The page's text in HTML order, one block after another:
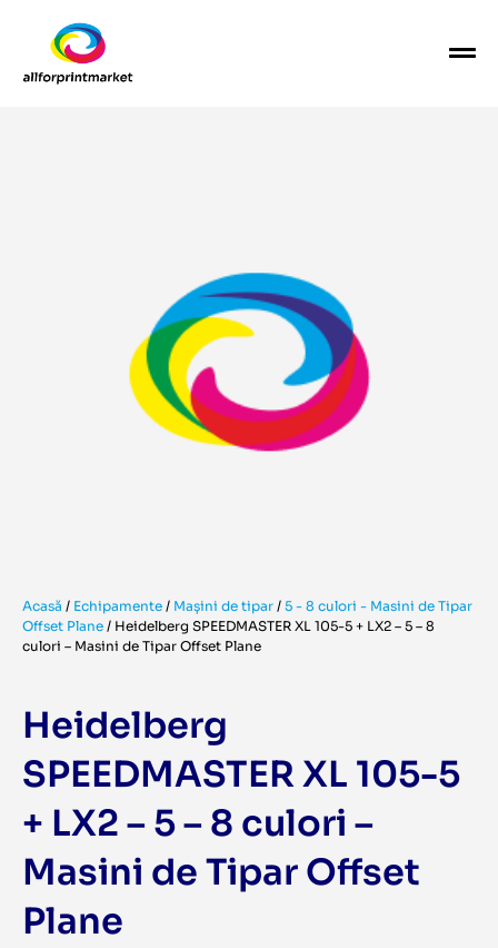
Acasă / Echipamente / Mașini de tipar / 5 - 8 culori - Masini de Tipar
Offset Plane / Heidelberg SPEEDMASTER XL 105-5 + LX2 – 5 – 8
culori – Masini de Tipar Offset Plane
Heidelberg
SPEEDMASTER XL 105-5
+ LX2 – 5 – 8 culori –
Masini de Tipar Offset
Plane